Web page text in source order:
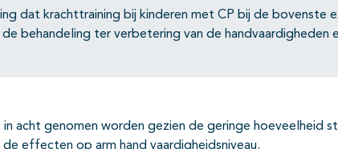
dat krachttraining bij kinderen met CP bij de bovenste
behandeling ter verbetering van de handvaardigheden
acht genomen worden gezien de geringe hoeveelheid
effecten op arm hand vaardigheidsniveau.